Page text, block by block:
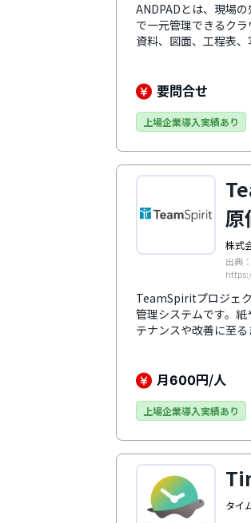
ANDPADとは、現場
で一元管理できるク
資料、図面、工程表
タブレットで常に最
スマホやタブレット
す。その便利さ、業
68万人を突破してい
シェア（ミックITリ
べ）
要問合せ
上場企業導入実績あり
原
株式
出典
TeamSpiritプロジェ
管理システムです。
テナンスや改善に至
るのが特徴です。勤
月600円/人
上場企業導入実績あり
タイ